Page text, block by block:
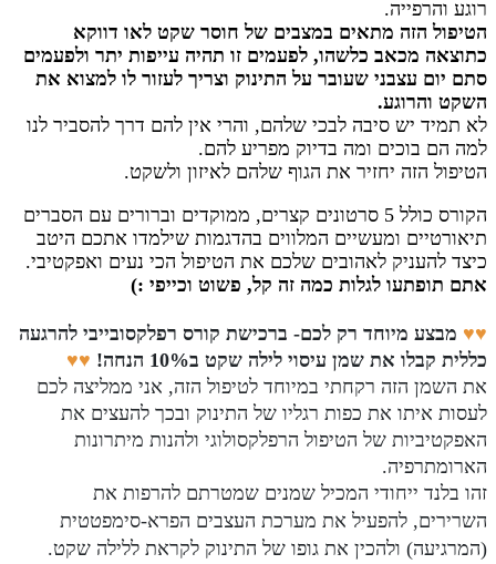
רוגע והרפייה.
הטיפול הזה מתאים במצבים של חוסר שקט לאו דווקא
כתוצאה מכאב כלשהו, לפעמים זו תהיה עייפות יתר ולפעמים
סתם יום עצבני שעובר על התינוק וצריך לעזור לו למצוא את
השקט והרוגע.
לא תמיד יש סיבה לבכי שלהם, והרי אין להם דרך להסביר לנו
למה הם בוכים ומה בדיוק מפריע להם.
הטיפול הזה יחזיר את הגוף שלהם לאיזון ולשקט.
הקורס כולל 5
סרטונים קצרים, ממוקדים וברורים עם הסברים
תיאורטיים ומעשיים המלווים בהדגמות שילמדו אתכם היטב
כיצד להעניק לאהובים שלכם את הטיפול הכי נעים ואפקטיבי.
אתם תופתעו לגלות כמה זה קל, פשוט וכייפי :)
♥♥ מבצע מיוחד רק לכם- ברכישת קורס רפלקסובייבי להרגעה
כללית קבלו את שמן עיסוי לילה שקט ב10% הנחה!
♥♥
את השמן הזה רקחתי במיוחד לטיפול הזה, אני ממליצה לכם
לעסות איתו את כפות רגליו של התינוק ובכך להעצים את
האפקטיביות של הטיפול הרפלקסולוגי ולהנות מיתרונות
הארומתרפיה.
זהו בלנד ייחודי המכיל שמנים שמטרתם להרפות את
השרירים, להפעיל את מערכת העצבים הפרא-סימפטטית
(המרגיעה) ולהכין את גופו של התינוק לקראת ללילה שקט.